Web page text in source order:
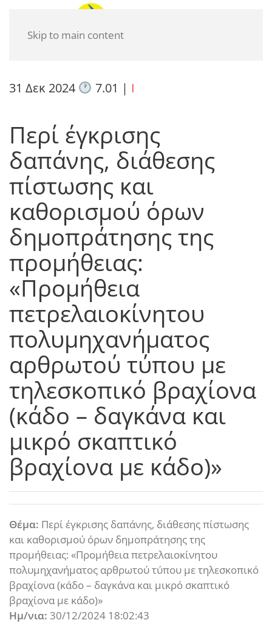
Skip to main content
31 Δεκ 2024 7.01 | I
Περί έγκρισης
δαπάνης, διάθεσης
πίστωσης και
καθορισμού όρων
δημοπράτησης της
προμήθειας:
«Προμήθεια
πετρελαιοκίνητου
πολυμηχανήματος
αρθρωτού τύπου με
τηλεσκοπικό βραχίονα
(κάδο – δαγκάνα και
μικρό σκαπτικό
βραχίονα με κάδο)»
Θέμα: Περί έγκρισης δαπάνης, διάθεσης πίστωσης
και καθορισμού όρων δημοπράτησης της
προμήθειας: «Προμήθεια πετρελαιοκίνητου
πολυμηχανήματος αρθρωτού τύπου με τηλεσκοπικό
βραχίονα (κάδο – δαγκάνα και μικρό σκαπτικό
βραχίονα με κάδο)»
Ημ/νια: 30/12/2024 18:02:43